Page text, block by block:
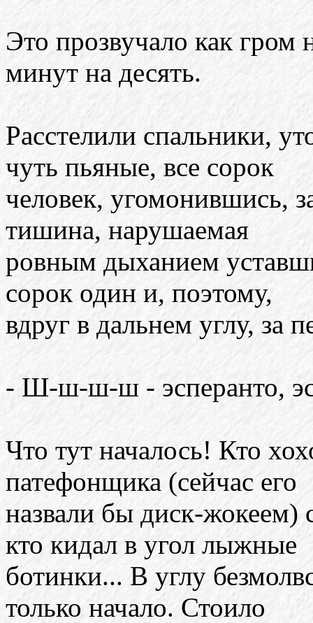
Это прозвучало как гром
минут на десять.
Расстелили спальники,
чуть пьяные, все сорок
человек, угомонившись,
тишина, нарушаемая
ровным дыханием
сорок один и, поэтому,
вдруг в дальнем углу, за
- Ш-ш-ш-ш - эсперанто,
Что тут началось! Кто
патефонщика (сейчас его
назвали бы диск-
кто кидал в угол лыжные
ботинки... В углу
только начало. Стоило